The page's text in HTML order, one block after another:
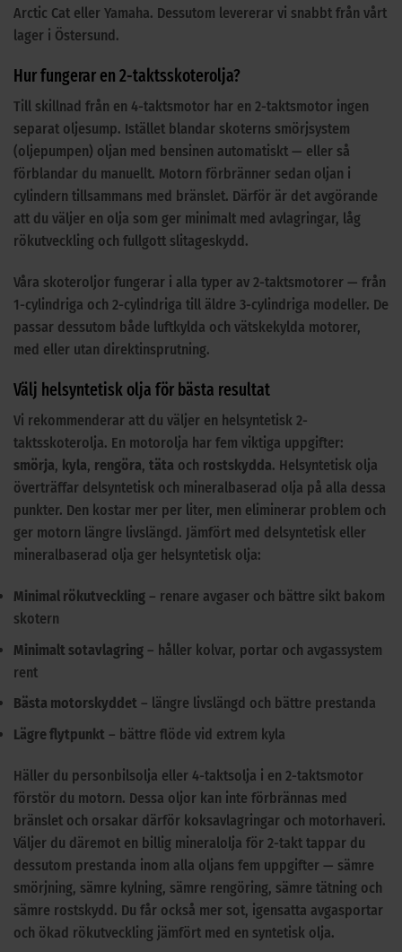
Arctic Cat eller Yamaha. Dessutom levererar vi snabbt från vårt
lager i Östersund.
Hur fungerar en 2-taktsskoterolja?
Till skillnad från en 4-taktsmotor har en 2-taktsmotor ingen
separat oljesump. Istället blandar skoterns smörjsystem
(oljepumpen) oljan med bensinen automatiskt — eller så
förblandar du manuellt. Motorn förbränner sedan oljan i
cylindern tillsammans med bränslet. Därför är det avgörande
att du väljer en olja som ger minimalt med avlagringar, låg
rökutveckling och fullgott slitageskydd.
Våra skoteroljor fungerar i alla typer av 2-taktsmotorer — från
1-cylindriga och 2-cylindriga till äldre 3-cylindriga modeller. De
passar dessutom både luftkylda och vätskekylda motorer,
med eller utan direktinsprutning.
Välj helsyntetisk olja för bästa resultat
Vi rekommenderar att du väljer en helsyntetisk 2-
taktsskoterolja. En motorolja har fem viktiga uppgifter:
smörja, kyla, rengöra, täta och rostskydda. Helsyntetisk olja
överträffar delsyntetisk och mineralbaserad olja på alla dessa
punkter. Den kostar mer per liter, men eliminerar problem och
ger motorn längre livslängd. Jämfört med delsyntetisk eller
mineralbaserad olja ger helsyntetisk olja:
Minimal rökutveckling – renare avgaser och bättre sikt bakom
skotern
Minimalt sotavlagring – håller kolvar, portar och avgassystem
rent
Bästa motorskyddet – längre livslängd och bättre prestanda
Lägre flytpunkt – bättre flöde vid extrem kyla
Häller du personbilsolja eller 4-taktsolja i en 2-taktsmotor
förstör du motorn. Dessa oljor kan inte förbrännas med
bränslet och orsakar därför koksavlagringar och motorhaveri.
Väljer du däremot en billig mineralolja för 2-takt tappar du
dessutom prestanda inom alla oljans fem uppgifter — sämre
smörjning, sämre kylning, sämre rengöring, sämre tätning och
sämre rostskydd. Du får också mer sot, igensatta avgasportar
och ökad rökutveckling jämfört med en syntetisk olja.